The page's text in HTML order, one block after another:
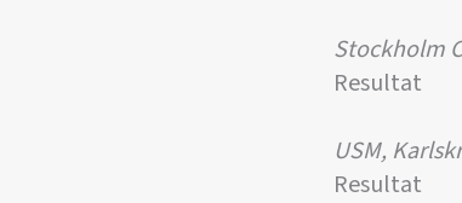
Stockholm
Resultat
USM,
Resultat